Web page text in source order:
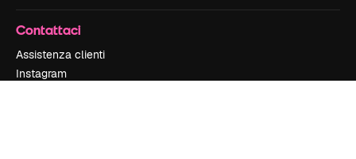
Contattaci
Assistenza clienti
Instagram